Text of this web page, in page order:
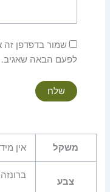
שמור בדפדפן זה
לפעם הבאה שאגיב.
משקל אין
צבע